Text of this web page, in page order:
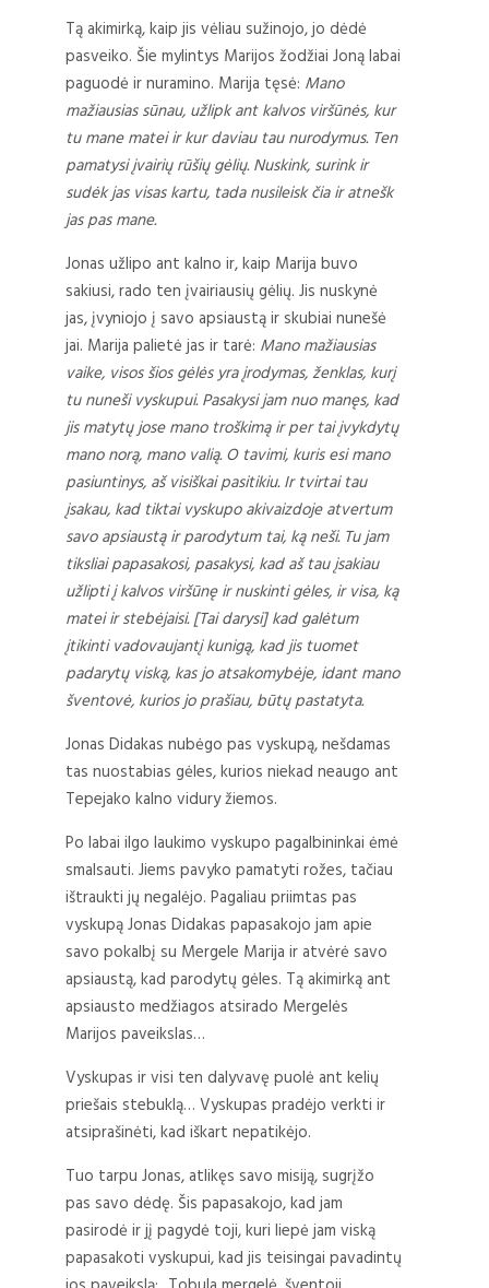
Tą akimirką, kaip jis vėliau sužinojo, jo dėdė
pasveiko. Šie mylintys Marijos žodžiai Joną labai
paguodė ir nuramino. Marija tęsė: Mano
mažiausias sūnau, užlipk ant kalvos viršūnės, kur
tu mane matei ir kur daviau tau nurodymus. Ten
pamatysi įvairių rūšių gėlių. Nuskink, surink ir
sudėk jas visas kartu, tada nusileisk čia ir atnešk
jas pas mane.
Jonas užlipo ant kalno ir, kaip Marija buvo
sakiusi, rado ten įvairiausių gėlių. Jis nuskynė
jas, įvyniojo į savo apsiaustą ir skubiai nunešė
jai. Marija palietė jas ir tarė: Mano mažiausias
vaike, visos šios gėlės yra įrodymas, ženklas, kurį
tu nuneši vyskupui. Pasakysi jam nuo manęs, kad
jis matytų jose mano troškimą ir per tai įvykdytų
mano norą, mano valią. O tavimi, kuris esi mano
pasiuntinys, aš visiškai pasitikiu. Ir tvirtai tau
įsakau, kad tiktai vyskupo akivaizdoje atvertum
savo apsiaustą ir parodytum tai, ką neši. Tu jam
tiksliai papasakosi, pasakysi, kad aš tau įsakiau
užlipti į kalvos viršūnę ir nuskinti gėles, ir visa, ką
matei ir stebėjaisi. [Tai darysi] kad galėtum
įtikinti vadovaujantį kunigą, kad jis tuomet
padarytų viską, kas jo atsakomybėje, idant mano
šventovė, kurios jo prašiau, būtų pastatyta.
Jonas Didakas nubėgo pas vyskupą, nešdamas
tas nuostabias gėles, kurios niekad neaugo ant
Tepejako kalno vidury žiemos.
Po labai ilgo laukimo vyskupo pagalbininkai ėmė
smalsauti. Jiems pavyko pamatyti rožes, tačiau
ištraukti jų negalėjo. Pagaliau priimtas pas
vyskupą Jonas Didakas papasakojo jam apie
savo pokalbį su Mergele Marija ir atvėrė savo
apsiaustą, kad parodytų gėles. Tą akimirką ant
apsiausto medžiagos atsirado Mergelės
Marijos paveikslas…
Vyskupas ir visi ten dalyvavę puolė ant kelių
priešais stebuklą… Vyskupas pradėjo verkti ir
atsiprašinėti, kad iškart nepatikėjo.
Tuo tarpu Jonas, atlikęs savo misiją, sugrįžo
pas savo dėdę. Šis papasakojo, kad jam
pasirodė ir jį pagydė toji, kuri liepė jam viską
papasakoti vyskupui, kad jis teisingai pavadintų